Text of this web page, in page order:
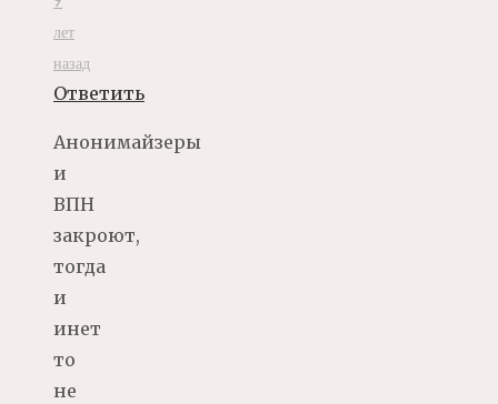
лет
назад
Ответить
Анонимайзеры
и
ВПН
закроют,
тогда
и
инет
то
не